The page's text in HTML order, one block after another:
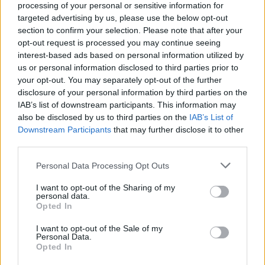
processing of your personal or sensitive information for
targeted advertising by us, please use the below opt-out
section to confirm your selection. Please note that after your
opt-out request is processed you may continue seeing
interest-based ads based on personal information utilized by
us or personal information disclosed to third parties prior to
your opt-out. You may separately opt-out of the further
disclosure of your personal information by third parties on the
IAB’s list of downstream participants. This information may
also be disclosed by us to third parties on the IAB’s List of
Downstream Participants that may further disclose it to other
Personal Data Processing Opt Outs
I want to opt-out of the Sharing of my
personal data.
Opted In
I want to opt-out of the Sale of my
Personal Data.
Opted In
Ver perfil
@teletextopuntocom Ver perfil
🏆🎬🎾MEJORES Series de DEPORTES
El deporte no ocurre solo en el campo! ⚽🏈🏀
Descubre las series y docuseries más adictivas del
streaming que te mantendrán pegado a la